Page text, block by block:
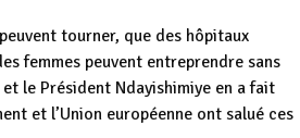
tourner, que des hôpitaux
femmes peuvent entreprendre sans
le Président Ndayishimiye en a fait
et l’Union européenne ont salué ces